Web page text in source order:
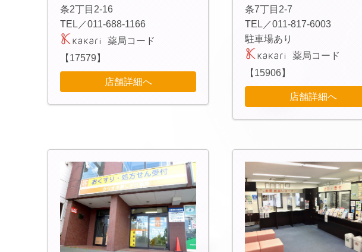
条2丁目2-16
TEL／011-688-1166
薬局コード
【17579】
店舗詳細へ
条7丁目2-7
TEL／011-817-6003
駐車場あり
薬局コード
【15906】
店舗詳細へ